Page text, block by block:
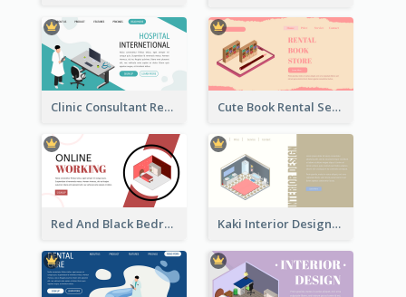
Clinic Consultant Register Page With Isometric Diagram Cute Book Rental Service Landing Site
Red And Black Bedroom Cool Web Banner Kaki Interior Designer Landing Page With Isometric Diagram